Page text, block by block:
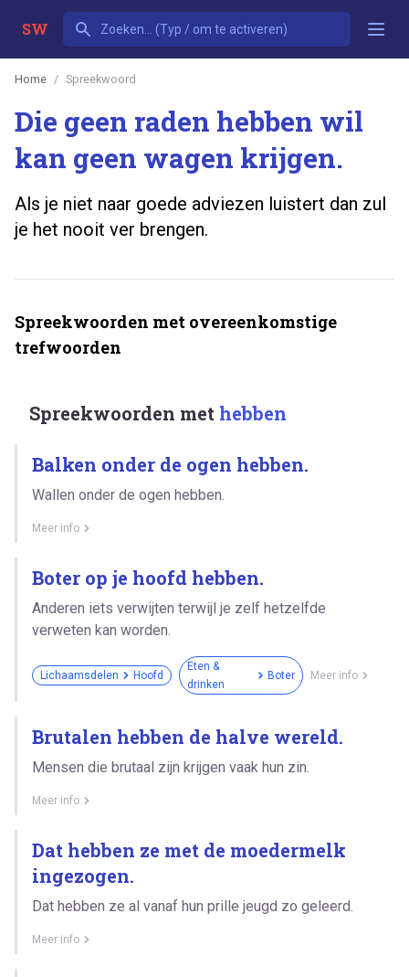
SW
Home Spreekwoord
Die geen raden hebben wil
kan geen wagen krijgen.
Als je niet naar goede adviezen luistert dan zul
je het nooit ver brengen.
Spreekwoorden met overeenkomstige
trefwoorden
Spreekwoorden met hebben
Balken onder de ogen hebben.
Wallen onder de ogen hebben.
Meer info
Boter op je hoofd hebben.
Anderen iets verwijten terwijl je zelf hetzelfde
verweten kan worden.
Lichaamsdelen Hoofd
Eten &
drinken
Boter Meer info
Brutalen hebben de halve wereld.
Mensen die brutaal zijn krijgen vaak hun zin.
Meer info
Dat hebben ze met de moedermelk
ingezogen.
Dat hebben ze al vanaf hun prille jeugd zo geleerd.
Meer info